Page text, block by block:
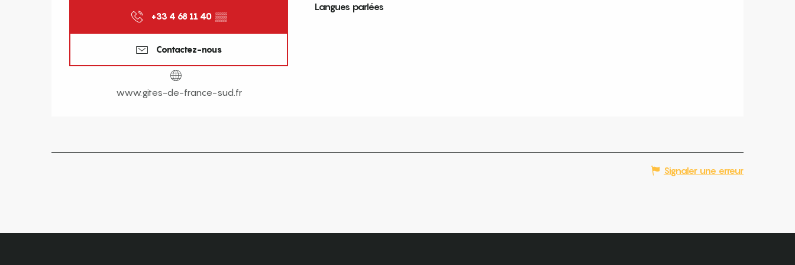
+33 4 68 11 40 ▒▒
Contactez-nous
www.gites-de-france-sud.fr
Langues parlées
Langues parlées
Signaler une erreur